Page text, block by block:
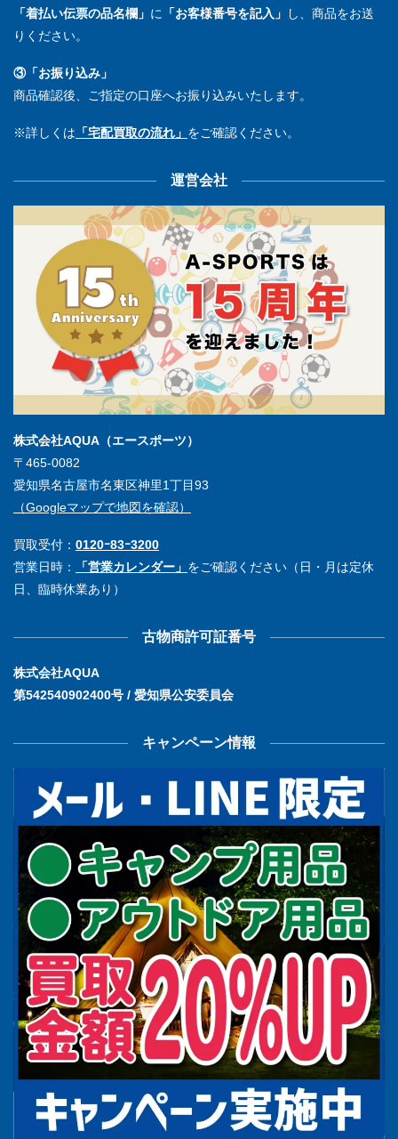
「着払い伝票の品名欄」 に 「お客様番号を記入」
し、商品をお送
りください。
③「お振り込み」
商品確認後、ご指定の口座へお振り込みいたします。
※詳しくは 「宅配買取の流れ」 をご確認ください。
運営会社
株式会社AQUA（エースポーツ）
〒465-0082
愛知県名古屋市名東区神里1丁目93
（Googleマップで地図を確認）
買取受付： 0120ｰ83ｰ3200
営業日時：
「営業カレンダー」 をご確認ください（日・月は定休
日、臨時休業あり）
古物商許可証番号
株式会社AQUA
第542540902400号 / 愛知県公安委員会
キャンペーン情報